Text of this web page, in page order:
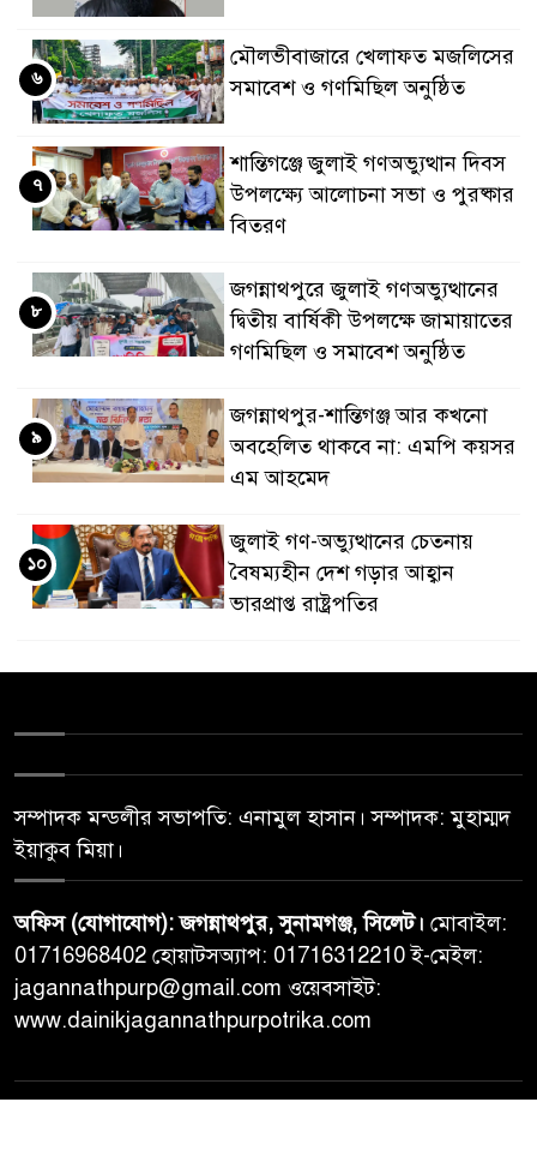
মৌলভীবাজারে খেলাফত মজলিসের
সমাবেশ ও গণমিছিল অনুষ্ঠিত
৬
শান্তিগঞ্জে জুলাই গণঅভ্যুত্থান দিবস
উপলক্ষ্যে আলোচনা সভা ও পুরষ্কার
বিতরণ
৭
জগন্নাথপুরে জুলাই গণঅভ্যুত্থানের
দ্বিতীয় বার্ষিকী উপলক্ষে জামায়াতের
গণমিছিল ও সমাবেশ অনুষ্ঠিত
৮
জগন্নাথপুর-শান্তিগঞ্জ আর কখনো
অবহেলিত থাকবে না: এমপি কয়সর
এম আহমেদ
৯
জুলাই গণ-অভ্যুত্থানের চেতনায়
বৈষম্যহীন দেশ গড়ার আহ্বান
ভারপ্রাপ্ত রাষ্ট্রপতির
১০
সম্পাদক মন্ডলীর সভাপতি: এনামুল হাসান। সম্পাদক: মুহাম্মদ
ইয়াকুব মিয়া।
অফিস (যোগাযোগ): জগন্নাথপুর, সুনামগঞ্জ, সিলেট। মোবাইল:
01716968402 হোয়াটসঅ্যাপ: 01716312210 ই-মেইল:
jagannathpurp@gmail.com ওয়েবসাইট:
www.dainikjagannathpurpotrika.com